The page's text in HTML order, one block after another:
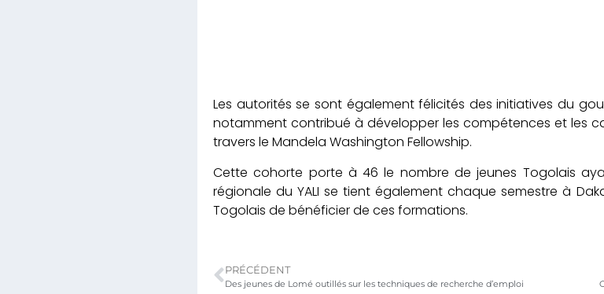
Les autorités se sont également félicités des initiatives du
notamment contribué à développer les compétences et les
travers le Mandela Washington Fellowship.
Cette cohorte porte à 46 le nombre de jeunes Togolais
régionale du YALI se tient également chaque semestre à
Togolais de bénéficier de ces formations.
PRÉCÉDENT
Des jeunes de Lomé outillés sur les techniques de recherche d’emploi